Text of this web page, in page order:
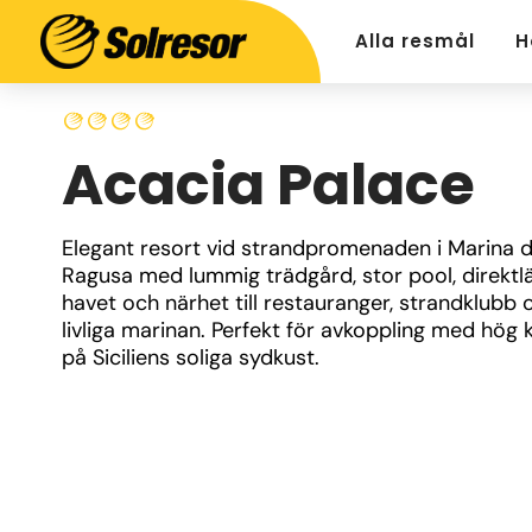
Alla resmål
Acacia Palace
Elegant resort vid strandpromenaden i Marina
Ragusa med lummig trädgård, stor pool,
havet och närhet till restauranger, strandklubb
livliga marinan. Perfekt för avkoppling med hög
på Siciliens soliga sydkust.